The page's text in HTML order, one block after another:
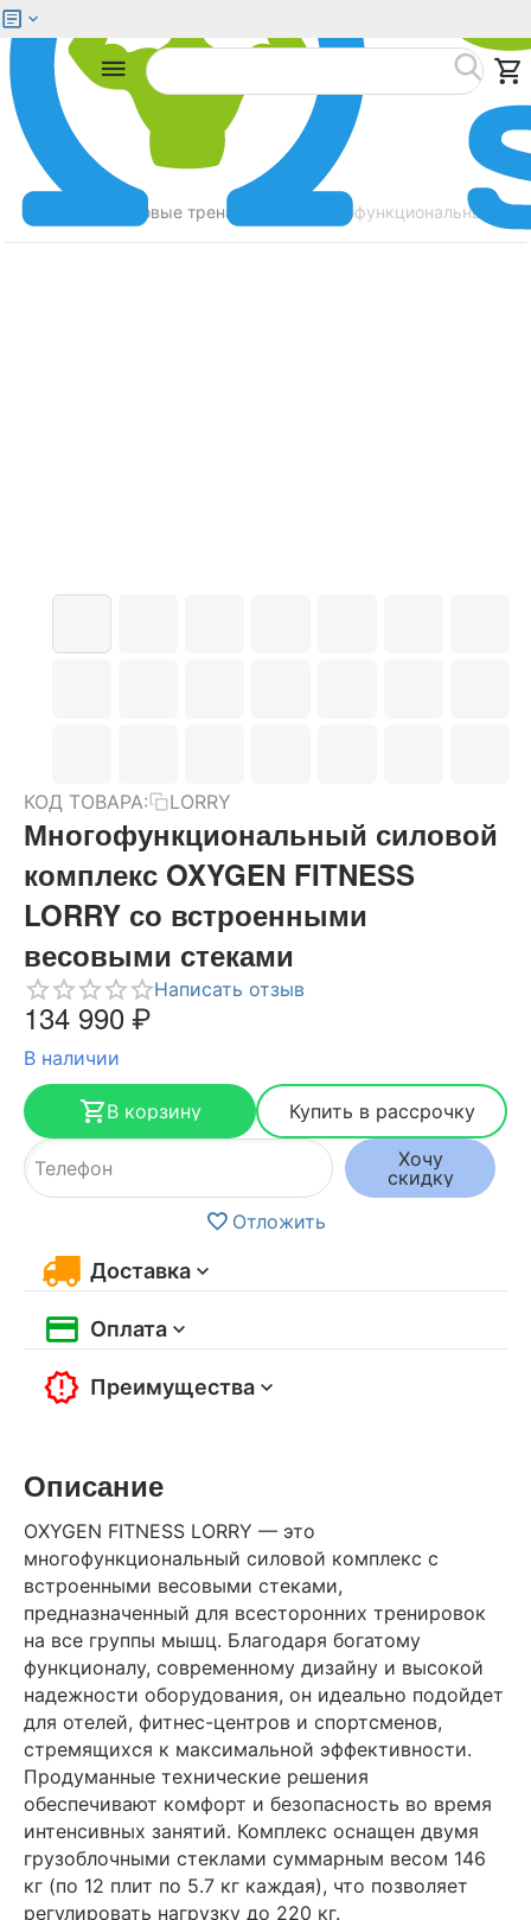
Силовые тренажеры Многофункциональный
КОД ТОВАРА: LORRY
Многофункциональный силовой
комплекс OXYGEN FITNESS
LORRY со встроенными
весовыми стеками
Написать отзыв
134 990₽
В наличии
В корзину
Купить в рассрочку
Хочу
скидку
Отложить
Доставка
Оплата
Преимущества
Описание
OXYGEN FITNESS LORRY — это
многофункциональный силовой комплекс с
встроенными весовыми стеками,
предназначенный для всесторонних тренировок
на все группы мышц. Благодаря богатому
функционалу, современному дизайну и высокой
надежности оборудования, он идеально подойдет
для отелей, фитнес-центров и спортсменов,
стремящихся к максимальной эффективности.
Продуманные технические решения
обеспечивают комфорт и безопасность во время
интенсивных занятий. Комплекс оснащен двумя
грузоблочными стеклами суммарным весом 146
кг (по 12 плит по 5.7 кг каждая), что позволяет
регулировать нагрузку до 220 кг.
Меню Найти